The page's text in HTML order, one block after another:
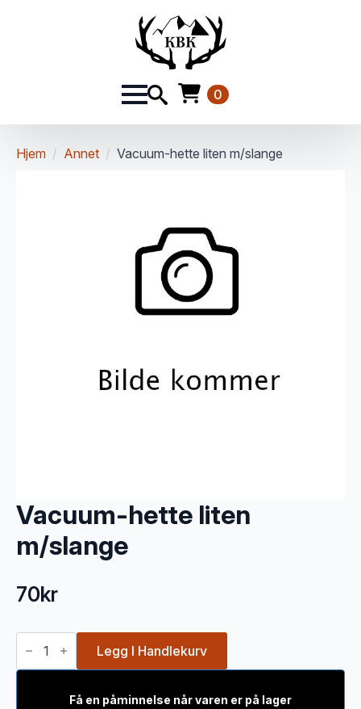
0
Hjem Annet Vacuum-hette liten m/slange
Vacuum-hette liten
m/slange
70kr
Vacuum-
hette
liten
m/slange
Legg I Handlekurv
Få en påminnelse når varen er på lager